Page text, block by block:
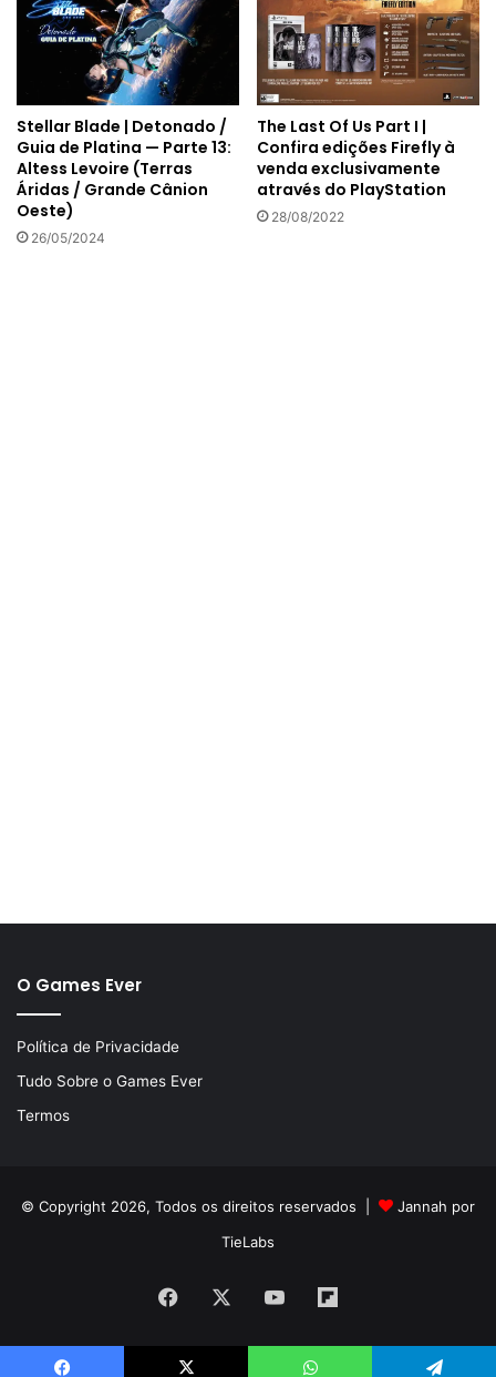
Stellar Blade | Detonado /
Guia de Platina — Parte 13:
Altess Levoire (Terras
Áridas / Grande Cânion
Oeste)
26/05/2024
The Last Of Us Part I |
Confira edições Firefly à
venda exclusivamente
através do PlayStation
28/08/2022
O Games Ever
Política de Privacidade
Tudo Sobre o Games Ever
Termos
© Copyright 2026, Todos os direitos reservados |
Jannah por
TieLabs
Facebook YouTube